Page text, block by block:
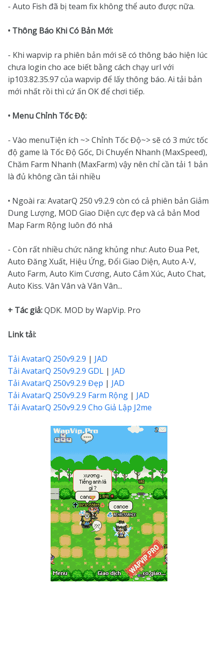
- Auto Fish đã bị team fix không thể auto được nữa.
• Thông Báo Khi Có Bản Mới:
- Khi wapvip ra phiên bản mới sẽ có thông báo hiện lúc
chưa login cho ace biết bằng cách chạy url với
ip103.82.35.97 của wapvip để lấy thông báo. Ai tải bản
mới nhất rồi thì cứ ấn OK để chơi tiếp.
• Menu Chỉnh Tốc Độ:
- Vào menuTiện ích ~> Chỉnh Tốc Độ~> sẽ có 3 mức tốc
độ game là Tốc Độ Gốc, Di Chuyển Nhanh (MaxSpeed),
Chăm Farm Nhanh (MaxFarm) vậy nên chỉ cần tải 1 bản
là đủ không cần tải nhiều
• Ngoài ra: AvatarQ 250 v9.2.9 còn có cả phiên bản Giảm
Dung Lượng, MOD Giao Diện cực đẹp và cả bản Mod
Map Farm Rộng luôn đó nhá
- Còn rất nhiều chức năng khủng như: Auto Đua Pet,
Auto Đăng Xuất, Hiệu Ứng, Đổi Giao Diện, Auto A-V,
Auto Farm, Auto Kim Cương, Auto Cảm Xúc, Auto Chat,
Auto Kiss. Vân Vân và Vân Vân...
+ Tác giả:QDK. MOD by WapVip. Pro
Link tải:
Tải AvatarQ 250v9.2.9 | JAD
Tải AvatarQ 250v9.2.9 GDL | JAD
Tải AvatarQ 250v9.2.9 Đẹp | JAD
Tải AvatarQ 250v9.2.9 Farm Rộng | JAD
Tải AvatarQ 250v9.2.9 Cho Giả Lập J2me